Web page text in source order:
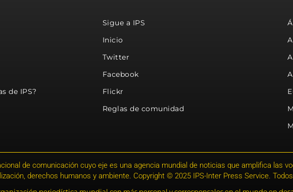
de IPS?
Sigue a IPS
Inicio
Twitter
Facebook
Flickr
Reglas de comunidad
de comunicación cuyo eje es una agencia mundial de noticias que amplifica las
derechos humanos y ambiente. Copyright © 2025 IPS-Inter Press Service.